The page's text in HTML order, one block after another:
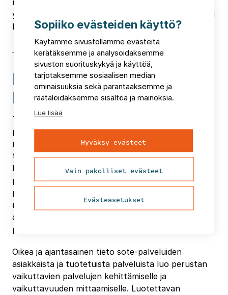
minkä myötä kirjaamisen merkitystä ei aina ole
ymmärretty eikä siihen siksi ole kiinnitetty riittävästi
huomiota.
Tilastointi on sote-
palveluiden kehittämisen
pohja
Tilastoinnin puutteita auttaa korjaamaan jo se, että
puutteet tehdään näkyviksi ja luodaan ymmärrys,
miten puutteellinen tieto vääristää kuvaa
toiminnasta. Tämän olemme havainneet useissa
hankkeissamme, joissa asiakastietoa on käytetty
palvelujen kehittämisen perustana. Tilastointia
päivittäisessä työssään tekevä henkilökunta kaipaa
myös laadukasta tietoa omasta työstään:
asiakaskunnasta, tuottamistaan palveluista ja
palvelujen kustannuksista.
Oikea ja ajantasainen tieto sote-palveluiden
asiakkaista ja tuotetuista palveluista luo perustan
vaikuttavien palvelujen kehittämiselle ja
vaikuttavuuden mittaamiselle. Luotettavan
Sopiiko evästeiden käyttö?
Käytämme sivustollamme evästeitä
kerätäksemme ja analysoidaksemme
sivuston suorituskykyä ja käyttöä,
tarjotaksemme sosiaalisen median
ominaisuuksia sekä parantaaksemme ja
räätälöidäksemme sisältöä ja mainoksia.
Lue lisää
Hyväksy evästeet
Vain pakolliset evästeet
Evästeasetukset